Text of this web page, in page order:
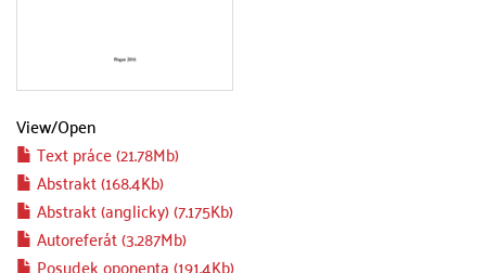
View/Open
Text práce (21.78Mb)
Abstrakt (168.4Kb)
Abstrakt (anglicky) (7.175Kb)
Autoreferát (3.287Mb)
Posudek oponenta (191.4Kb)